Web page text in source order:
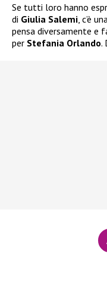
Se tutti loro hanno
di Giulia Salemi , c’è
pensa diversamente
per Stefania Orlando.